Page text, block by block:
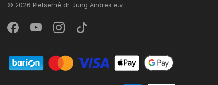
© 2026 Pletserné dr. Jung Andrea e.v.